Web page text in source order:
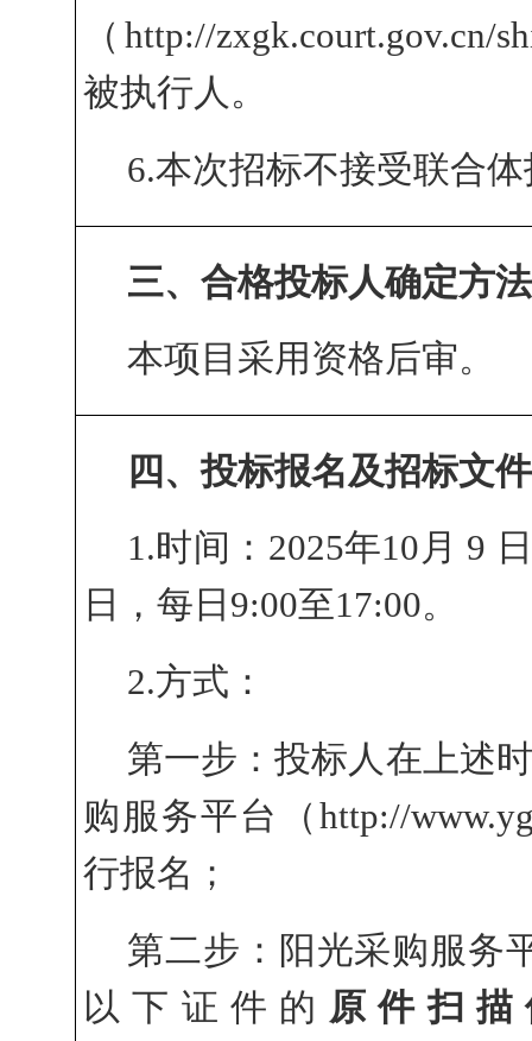
（http://
被执行人。
6.本次招标不接受联合
三、合格投标人确定方法
本项目采用资格后审。
四、投标报名及招标文
1.时间： 2025年10月 9
日，每日9:00至17:00。
2.方式：
第一步：投标人在上述
购服务平台（http://
行报名；
第二步：阳光采购服务
以下证件的 原件扫